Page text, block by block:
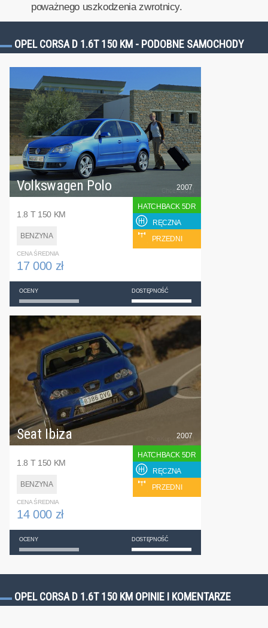
poważnego uszkodzenia zwrotnicy.
OPEL CORSA D 1.6T 150 KM - PODOBNE SAMOCHODY
Volkswagen Polo
1.8 T 150 KM
BENZYNA
2007
HATCHBACK 5DR
RĘCZNA
PRZEDNI
CENA ŚREDNIA
17 000 zł
OCENY DOSTĘPNOŚĆ
Seat Ibiza
1.8 T 150 KM
BENZYNA
2007
HATCHBACK 5DR
RĘCZNA
PRZEDNI
CENA ŚREDNIA
14 000 zł
OCENY DOSTĘPNOŚĆ
OPEL CORSA D 1.6T 150 KM OPINIE I KOMENTARZE